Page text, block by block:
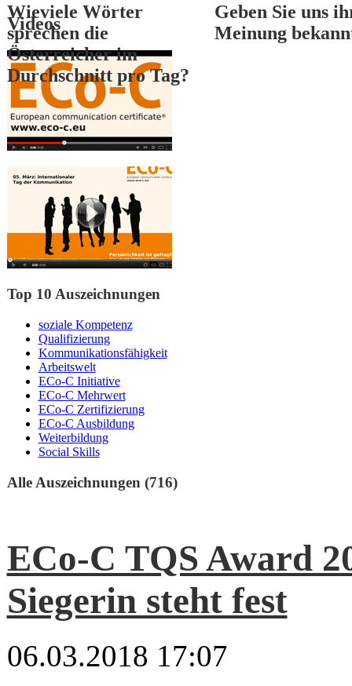
Wieviele Wörter
sprechen die
Österreicher im
Durchschnitt pro Tag?
Geben Sie uns
Meinung
3
Videos
Top 10 Auszeichnungen
soziale Kompetenz
Qualifizierung
Kommunikationsfähigkeit
Arbeitswelt
ECo-C Initiative
ECo-C Mehrwert
ECo-C Zertifizierung
ECo-C Ausbildung
Weiterbildung
Social Skills
Alle Auszeichnungen (716)
ECo-C TQS Award
Siegerin steht fest
06.03.2018 17:07